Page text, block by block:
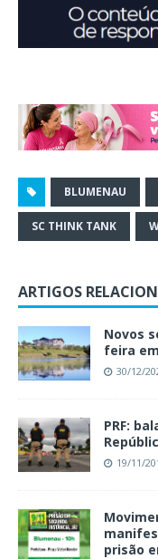
BLUMENAU
SC THINK TANK
ARTIGOS
Novos
feira
30/12/
PRF:
19/11/
prisão